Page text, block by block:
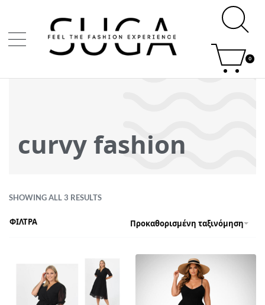
0
curvy fashion
SHOWING ALL 3 RESULTS
Προκαθορισμένη ταξινόμηση
ΦΙΛΤΡΑ